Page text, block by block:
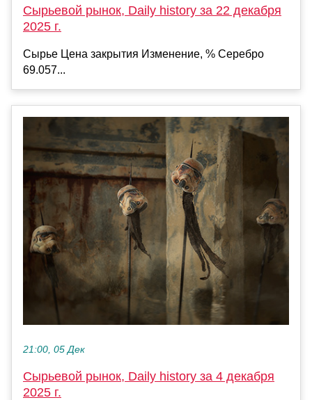
Сырьевой рынок, Daily history за 22 декабря
2025 г.
Сырье Цена закрытия Изменение, % Серебро
69.057...
21:00, 05 Дек
Сырьевой рынок, Daily history за 4 декабря
2025 г.